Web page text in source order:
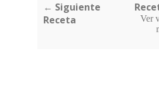
← Siguiente
Receta
Ver